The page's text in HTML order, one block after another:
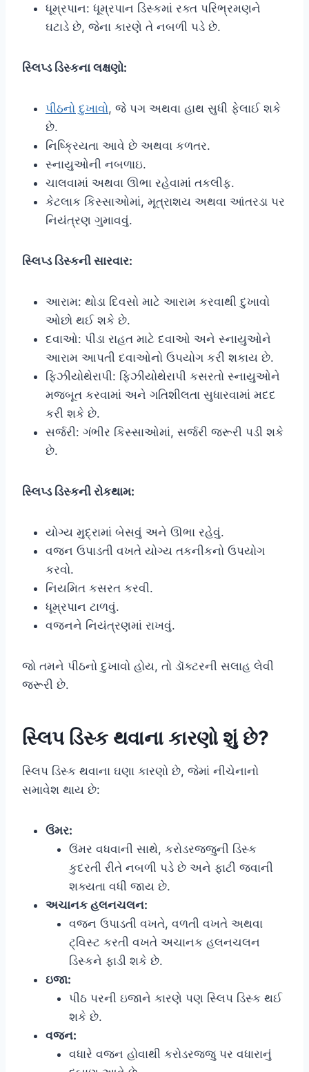
ધૂમ્રપાન: ધૂમ્રપાન ડિસ્કમાં રક્ત પરિભ્રમણને
ઘટાડે છે, જેના કારણે તે નબળી પડે છે.
સ્લિપ્ડ ડિસ્કના લક્ષણો:
પીઠનો દુખાવો, જે પગ અથવા હાથ સુધી ફેલાઈ શકે
છે.
નિષ્ક્રિયતા આવે છે અથવા કળતર.
સ્નાયુઓની નબળાઇ.
ચાલવામાં અથવા ઊભા રહેવામાં તકલીફ.
કેટલાક કિસ્સાઓમાં, મૂત્રાશય અથવા આંતરડા પર
નિયંત્રણ ગુમાવવું.
સ્લિપ્ડ ડિસ્કની સારવાર:
આરામ: થોડા દિવસો માટે આરામ કરવાથી દુખાવો
ઓછો થઈ શકે છે.
દવાઓ: પીડા રાહત માટે દવાઓ અને સ્નાયુઓને
આરામ આપતી દવાઓનો ઉપયોગ કરી શકાય છે.
ફિઝીયોથેરાપી: ફિઝીયોથેરાપી કસરતો સ્નાયુઓને
મજબૂત કરવામાં અને ગતિશીલતા સુધારવામાં મદદ
કરી શકે છે.
સર્જરી: ગંભીર કિસ્સાઓમાં, સર્જરી જરૂરી પડી શકે
છે.
સ્લિપ્ડ ડિસ્કની રોકથામ:
યોગ્ય મુદ્રામાં બેસવું અને ઊભા રહેવું.
વજન ઉપાડતી વખતે યોગ્ય તકનીકનો ઉપયોગ
કરવો.
નિયમિત કસરત કરવી.
ધૂમ્રપાન ટાળવું.
વજનને નિયંત્રણમાં રાખવું.
જો તમને પીઠનો દુખાવો હોય, તો ડૉક્ટરની સલાહ લેવી
જરૂરી છે.
સ્લિપ ડિસ્ક થવાના કારણો શું છે?
સ્લિપ ડિસ્ક થવાના ઘણા કારણો છે, જેમાં નીચેનાનો
સમાવેશ થાય છે:
ઉંમર:
ઉંમર વધવાની સાથે, કરોડરજ્જુની ડિસ્ક
કુદરતી રીતે નબળી પડે છે અને ફાટી જવાની
શક્યતા વધી જાય છે.
અચાનક હલનચલન:
વજન ઉપાડતી વખતે, વળતી વખતે અથવા
ટ્વિસ્ટ કરતી વખતે અચાનક હલનચલન
ડિસ્કને ફાડી શકે છે.
ઇજા:
પીઠ પરની ઇજાને કારણે પણ સ્લિપ ડિસ્ક થઈ
શકે છે.
વજન:
વધારે વજન હોવાથી કરોડરજ્જુ પર વધારાનું